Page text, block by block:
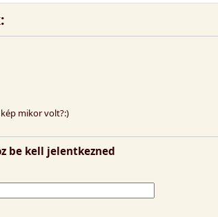
mikor volt?:)
be kell jelentkezned